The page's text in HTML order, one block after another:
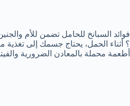
فوائد السبانخ للحامل تضمن للأم
؟ أثناء الحمل، يحتاج جسمك إلى
أطعمة محملة بالمعادن الضرورية